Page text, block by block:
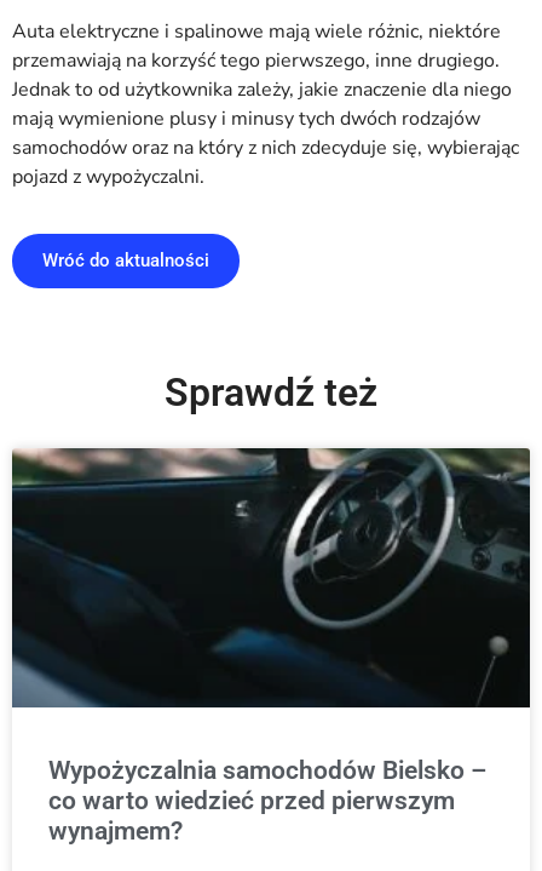
Auta elektryczne i spalinowe mają wiele różnic, niektóre
przemawiają na korzyść tego pierwszego, inne drugiego.
Jednak to od użytkownika zależy, jakie znaczenie dla niego
mają wymienione plusy i minusy tych dwóch rodzajów
samochodów oraz na który z nich zdecyduje się, wybierając
pojazd z wypożyczalni.
Wróć do aktualności
Sprawdź też
Wypożyczalnia samochodów Bielsko –
co warto wiedzieć przed pierwszym
wynajmem?